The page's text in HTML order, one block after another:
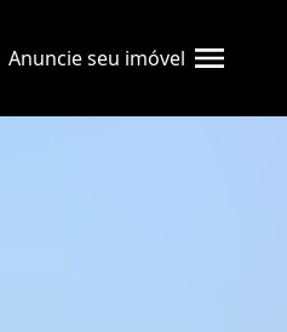
Anuncie seu imóvel